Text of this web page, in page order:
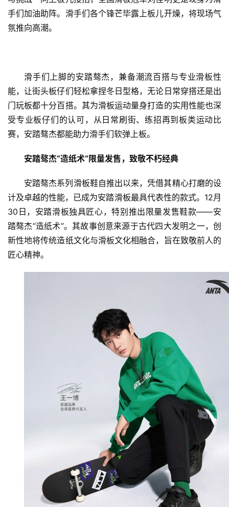
手们加油助阵。滑手们各个锋芒毕露上板儿开燥，将现场气
氛推向高潮。
滑手们上脚的安踏骜杰，兼备潮流百搭与专业滑板性
能，让街头板仔们轻松拿捏冬日型格，无论日常穿搭还是出
门玩板都十分百搭。其为滑板运动量身打造的实用性能也深
受专业板仔们的认可，从日常刷街、练招再到板类运动比
赛，安踏骜杰都能助力滑手们软弹上板。
安踏骜杰“造纸术“限量发售，致敬不朽经典
安踏骜杰系列滑板鞋自推出以来，凭借其精心打磨的设
计及卓越的性能，已成为安踏滑板最具代表性的款式。12月
30日，安踏滑板独具匠心，特别推出限量发售鞋款——安
踏骜杰”造纸术”。其故事创意来源于古代四大发明之一，创
新性地将传统造纸文化与滑板文化相融合，旨在致敬前人的
匠心精神。